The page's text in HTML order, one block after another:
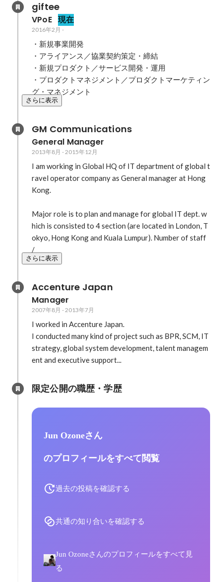
giftee
VPoE 現在
2016年2月 -
・新規事業開発
・アライアンス／協業契約策定・締結
・新規プロダクト／サービス開発・運用
・プロダクトマネジメント／プロダクトマーケティン
グ・マネジメント
さらに表示
GM Communications
General Manager
2013年8月 -2015年12月
I am working in Global HQ of IT department of global t
ravel operator company as General manager at Hong
Kong.
Major role is to plan and manage for global IT dept. w
hich is consisted to 4 section (are located in London, T
okyo, Hong Kong and Kuala Lumpur). Number of staff
/
さらに表示
Accenture Japan
Manager
2007年8月 -2013年7月
I worked in Accenture Japan.
I conducted many kind of project such as BPR, SCM, IT
strategy, global system development, talent managem
ent and executive support...
限定公開の職歴・学歴
Jun Ozoneさん
のプロフィールをすべて閲覧
過去の投稿を確認する
共通の知り合いを確認する
Jun Ozoneさんのプロフィールをすべて見
る